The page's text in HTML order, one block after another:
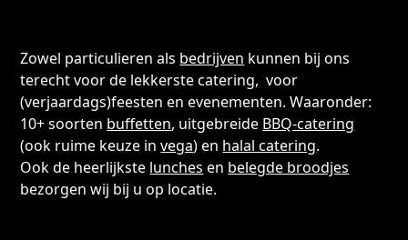
Zowel particulieren als bedrijven kunnen bij ons
terecht voor de lekkerste catering, voor
(verjaardags)feesten en evenementen. Waaronder:
10+ soorten buffetten, uitgebreide BBQ-catering
(ook ruime keuze invega) en halal catering.
Ook de heerlijkste lunches en belegde broodjes
bezorgen wij bij u op locatie.